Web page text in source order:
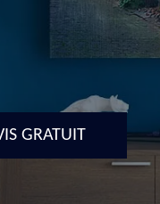
GRATUIT